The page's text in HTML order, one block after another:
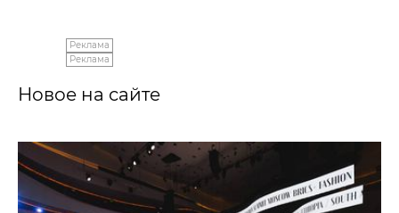
Реклама
Реклама
Новое на сайте